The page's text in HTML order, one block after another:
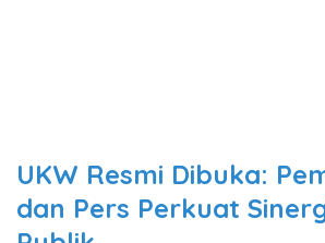
UKW Resmi Dibuka:
dan Pers Perkuat